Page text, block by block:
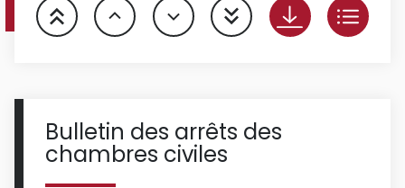
Bulletin des arrêts des
chambres civiles